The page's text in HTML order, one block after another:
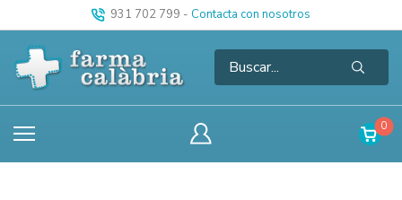
931 702 799 - Contacta con nosotros
0